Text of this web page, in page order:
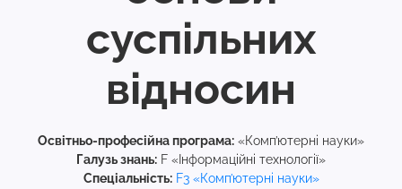
суспільних
відносин
Освітньо-професійна програма: «Комп’ютерні науки»
Галузь знань: F «Інформаційні технології»
Спеціальність: F3 «Комп’ютерні науки»